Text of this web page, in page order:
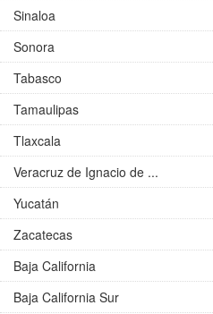
Sinaloa
Sonora
Tabasco
Tamaulipas
Tlaxcala
Veracruz de Ignacio de ...
Yucatán
Zacatecas
Baja California
Baja California Sur